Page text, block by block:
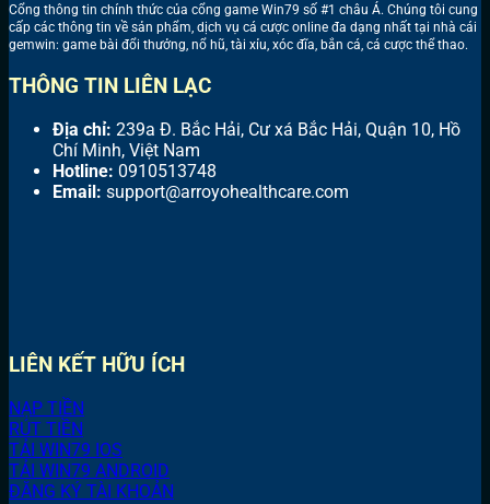
Cổng thông tin chính thức của cổng game Win79 số #1 châu Á. Chúng tôi cung
cấp các thông tin về sản phẩm, dịch vụ cá cược online đa dạng nhất tại nhà cái
gemwin: game bài đổi thưởng, nổ hũ, tài xỉu, xóc đĩa, bắn cá, cá cược thể thao.
THÔNG TIN LIÊN LẠC
Địa chỉ: 239a Đ. Bắc Hải, Cư xá Bắc Hải, Quận 10, Hồ
Chí Minh, Việt Nam
Hotline: 0910513748
Email: support@arroyohealthcare.com
LIÊN KẾT HỮU ÍCH
NẠP TIỀN
RÚT TIỀN
TẢI WIN79 IOS
TẢI WIN79 ANDROID
ĐĂNG KÝ TÀI KHOẢN